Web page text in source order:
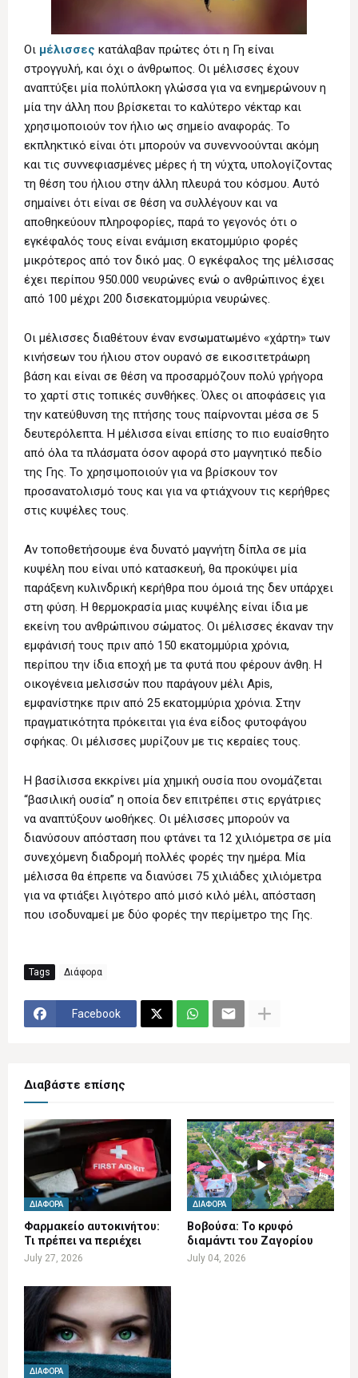
Οι μέλισσες κατάλαβαν πρώτες ότι η Γη είναι
στρογγυλή, και όχι ο άνθρωπος. Οι μέλισσες έχουν
αναπτύξει μία πολύπλοκη γλώσσα για να ενημερώνουν η
μία την άλλη που βρίσκεται το καλύτερο νέκταρ και
χρησιμοποιούν τον ήλιο ως σημείο αναφοράς. Το
εκπληκτικό είναι ότι μπορούν να συνεννοούνται ακόμη
και τις συννεφιασμένες μέρες ή τη νύχτα, υπολογίζοντας
τη θέση του ήλιου στην άλλη πλευρά του κόσμου. Αυτό
σημαίνει ότι είναι σε θέση να συλλέγουν και να
αποθηκεύουν πληροφορίες, παρά το γεγονός ότι ο
εγκέφαλός τους είναι ενάμιση εκατομμύριο φορές
μικρότερος από τον δικό μας. Ο εγκέφαλος της μέλισσας
έχει περίπου 950.000 νευρώνες ενώ ο ανθρώπινος έχει
από 100 μέχρι 200 δισεκατομμύρια νευρώνες.
Οι μέλισσες διαθέτουν έναν ενσωματωμένο «χάρτη» των
κινήσεων του ήλιου στον ουρανό σε εικοσιτετράωρη
βάση και είναι σε θέση να προσαρμόζουν πολύ γρήγορα
το χαρτί στις τοπικές συνθήκες. Όλες οι αποφάσεις για
την κατεύθυνση της πτήσης τους παίρνονται μέσα σε 5
δευτερόλεπτα. Η μέλισσα είναι επίσης το πιο ευαίσθητο
από όλα τα πλάσματα όσον αφορά στο μαγνητικό πεδίο
της Γης. Το χρησιμοποιούν για να βρίσκουν τον
προσανατολισμό τους και για να φτιάχνουν τις κερήθρες
στις κυψέλες τους.
Αν τοποθετήσουμε ένα δυνατό μαγνήτη δίπλα σε μία
κυψέλη που είναι υπό κατασκευή, θα προκύψει μία
παράξενη κυλινδρική κερήθρα που όμοιά της δεν υπάρχει
στη φύση. Η θερμοκρασία μιας κυψέλης είναι ίδια με
εκείνη του ανθρώπινου σώματος. Οι μέλισσες έκαναν την
εμφάνισή τους πριν από 150 εκατομμύρια χρόνια,
περίπου την ίδια εποχή με τα φυτά που φέρουν άνθη. Η
οικογένεια μελισσών που παράγουν μέλι Apis,
εμφανίστηκε πριν από 25 εκατομμύρια χρόνια. Στην
πραγματικότητα πρόκειται για ένα είδος φυτοφάγου
σφήκας. Οι μέλισσες μυρίζουν με τις κεραίες τους.
Η βασίλισσα εκκρίνει μία χημική ουσία που ονομάζεται
“βασιλική ουσία” η οποία δεν επιτρέπει στις εργάτριες
να αναπτύξουν ωοθήκες. Οι μέλισσες μπορούν να
διανύσουν απόσταση που φτάνει τα 12 χιλιόμετρα σε μία
συνεχόμενη διαδρομή πολλές φορές την ημέρα. Μία
μέλισσα θα έπρεπε να διανύσει 75 χιλιάδες χιλιόμετρα
για να φτιάξει λιγότερο από μισό κιλό μέλι, απόσταση
που ισοδυναμεί με δύο φορές την περίμετρο της Γης.
Tags Διάφορα
Facebook
Διαβάστε επίσης
ΔΙΆΦΟΡΑ
Φαρμακείο αυτοκινήτου:
Τι πρέπει να περιέχει
July 27, 2026
ΔΙΆΦΟΡΑ
Βοβούσα: Το κρυφό
διαμάντι του Ζαγορίου
July 04, 2026
ΔΙΆΦΟΡΑ